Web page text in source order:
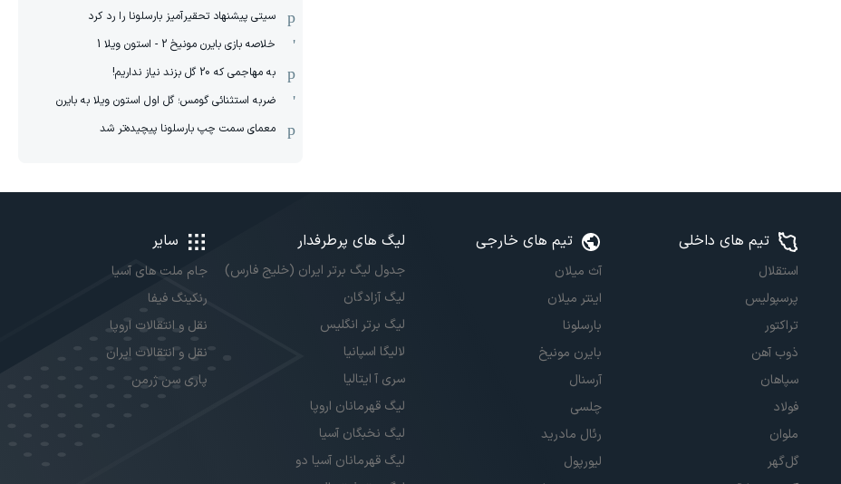
سیتی پیشنهاد تحقیرآمیز بارسلونا را رد کرد
خلاصه بازی بایرن مونیخ 2 - استون ویلا 1
به مهاجمی که 20 گل بزند نیاز نداریم!
ضربه استثنائی گومس؛ گل اول استون ویلا به بایرن
معمای سمت چپ بارسلونا پیچیده‌تر شد
تیم های داخلی
استقلال
پرسپولیس
تراکتور
ذوب آهن
سپاهان
فولاد
ملوان
گل‌گهر
تیم های خارجی
آث میلان
اینتر میلان
بارسلونا
بایرن مونیخ
آرسنال
چلسی
رئال مادرید
لیورپول
لیگ های پرطرفدار
جدول لیگ برتر ایران (خلیج فارس)
لیگ آزادگان
لیگ برتر انگلیس
لالیگا اسپانیا
سری آ ایتالیا
لیگ قهرمانان اروپا
لیگ نخبگان آسیا
لیگ قهرمانان آسیا دو
سایر
جام ملت های آسیا
رنکینگ فیفا
نقل و انتقالات اروپا
نقل و انتقالات ایران
پاری سن ژرمن